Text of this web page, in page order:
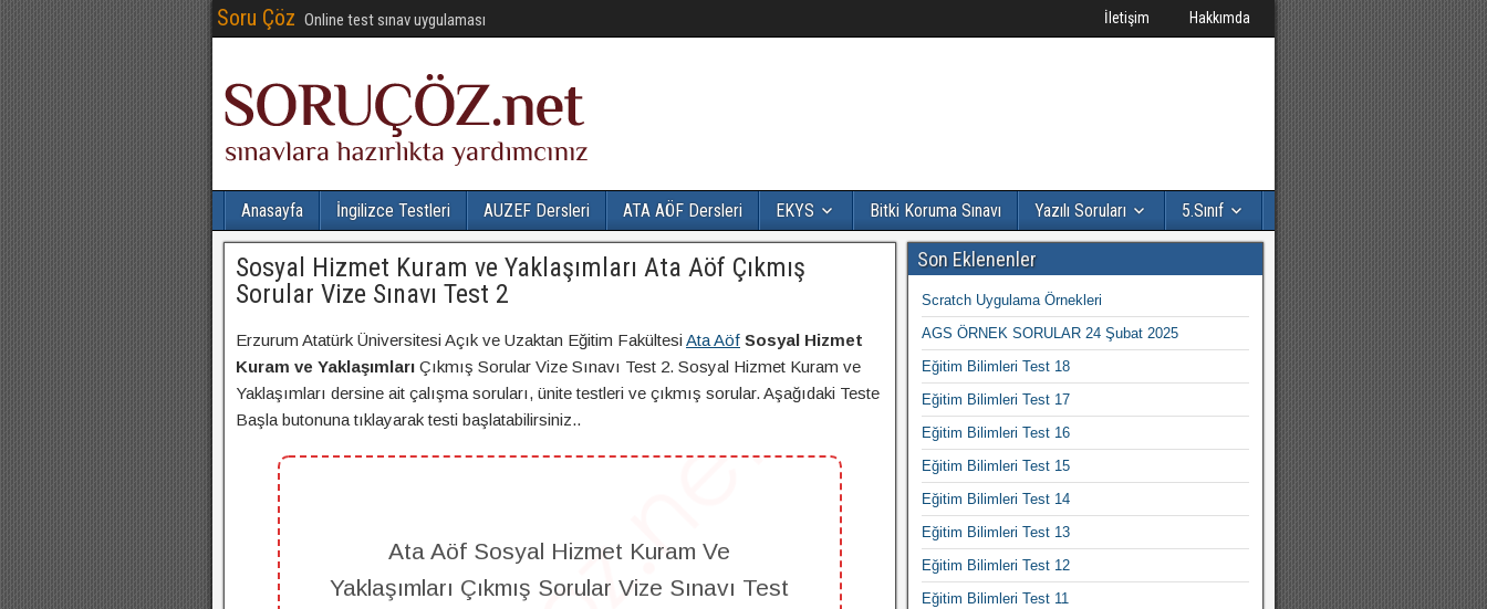
Soru Çöz Online test sınav uygulaması İletişim Hakkımda
Anasayfa İngilizce Testleri AUZEF Dersleri ATA AÖF Dersleri EKYS Bitki Koruma Sınavı Yazılı Soruları 5.Sınıf
Sosyal Hizmet Kuram ve Yaklaşımları Ata Aöf Çıkmış
Sorular Vize Sınavı Test 2
Erzurum Atatürk Üniversitesi Açık ve Uzaktan Eğitim Fakültesi Ata Aöf Sosyal Hizmet
Kuram ve Yaklaşımları Çıkmış Sorular Vize Sınavı Test 2. Sosyal Hizmet Kuram ve
Yaklaşımları dersine ait çalışma soruları, ünite testleri ve çıkmış sorular. Aşağıdaki Teste
Başla butonuna tıklayarak testi başlatabilirsiniz..
Ata Aöf Sosyal Hizmet Kuram Ve
Yaklaşımları Çıkmış Sorular Vize Sınavı Test
Son Eklenenler
Scratch Uygulama Örnekleri
AGS ÖRNEK SORULAR 24 Şubat 2025
Eğitim Bilimleri Test 18
Eğitim Bilimleri Test 17
Eğitim Bilimleri Test 16
Eğitim Bilimleri Test 15
Eğitim Bilimleri Test 14
Eğitim Bilimleri Test 13
Eğitim Bilimleri Test 12
Eğitim Bilimleri Test 11